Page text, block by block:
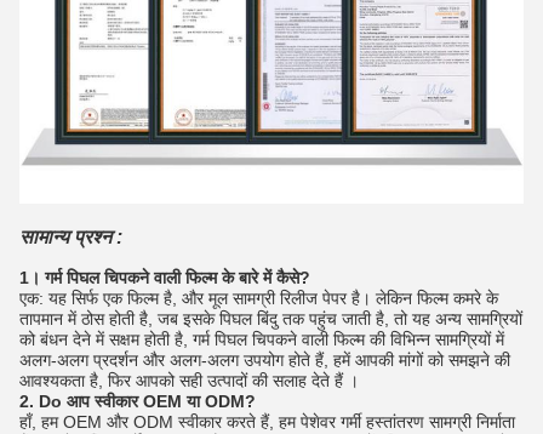
सामान्य प्रश्न :
1। गर्म पिघल चिपकने वाली फिल्म के बारे में कैसे?
एक: यह सिर्फ एक फिल्म है, और मूल सामग्री रिलीज पेपर है। लेकिन फिल्म कमरे के
तापमान में ठोस होती है, जब इसके पिघल बिंदु तक पहुंच जाती है, तो यह अन्य सामग्रियों
को बंधन देने में सक्षम होती है, गर्म पिघल चिपकने वाली फिल्म की विभिन्न सामग्रियों में
अलग-अलग प्रदर्शन और अलग-अलग उपयोग होते हैं, हमें आपकी मांगों को समझने की
आवश्यकता है, फिर आपको सही उत्पादों की सलाह देते हैं ।
2. Do आप स्वीकार OEM या ODM?
हाँ, हम OEM और ODM स्वीकार करते हैं, हम पेशेवर गर्मी हस्तांतरण सामग्री निर्माता